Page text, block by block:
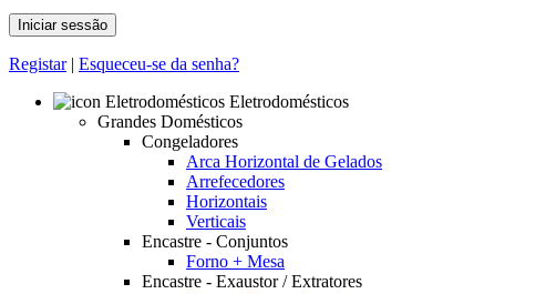
Registar| Esqueceu-se da senha?
Eletrodomésticos
Grandes Domésticos
Congeladores
Arca Horizontal de Gelados
Arrefecedores
Horizontais
Verticais
Encastre - Conjuntos
Forno + Mesa
Encastre - Exaustor / Extratores